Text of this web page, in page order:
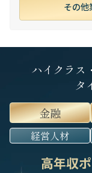
その他
ハイクラス
タ
金融
経営人材
高年収